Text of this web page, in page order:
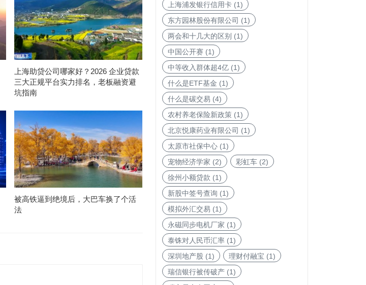
上海助贷公司哪家好？2026 企业贷款
三大正规平台实力排名，老板融资避
坑指南
被高铁逼到绝境后，大巴车换了个活
法
上海浦发银行信用卡(1)
东方园林股份有限公司 (1)
两会和十几大的区别 (1)
中国公开赛(1)
中等收入群体超4亿(1)
什么是ETF基金 (1)
什么是碳交易 (4)
农村养老保险新政策(1)
北京悦康药业有限公司 (1)
太原市社保中心(1)
宠物经济学家 (2) 彩虹车(2)
徐州小额贷款 (1)
新股中签号查询 (1)
模拟外汇交易 (1)
永磁同步电机厂家 (1)
泰铢对人民币汇率(1)
深圳地产股 (1) 理财付融宝 (1)
瑞信银行被传破产(1)